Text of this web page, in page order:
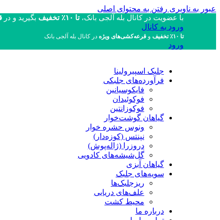
عبور به ناوبری رفتن به محتوای اصلی
با عضویت در کانال بله آلجی بانک، تا ۱۰٪ تخفیف بگیرید و در
ورود به کانال
تا ۱۰٪ تخفیف و قرعه‌کشی‌های ویژه در کانال بله آلجی بانک
ورود
جلبک اسپیرولینا
فرآورده‌های جلبکی
فایکوسیانین
فوکوئیدان
فوکوزانتین
گیاهان گوشت‌خوار
ونوس حشره خوار
نپنتس (کوزه‌دار)
دروزرا (ژاله‌پوش)
گل‌شیشه‌های کادویی
گیاهان آبزی
سویه‌های جلبک
ریزجلبک‌ها
علف‌های دریایی
محیط کشت
درباره ما